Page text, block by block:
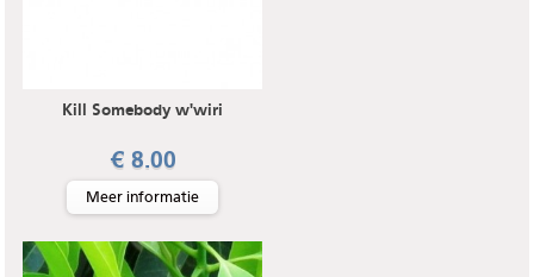
Kill Somebody w'wiri
€ 8.00
Meer informatie